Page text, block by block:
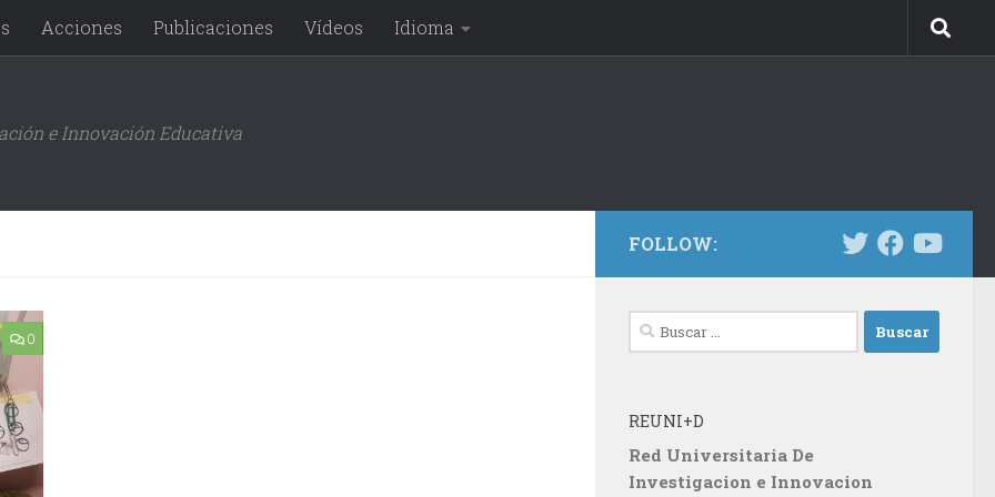
Acciones Publicaciones Vídeos Idioma
e Innovación Educativa
0
FOLLOW:
Buscar:
REUNI+D
Red Universitaria De
Investigacion e Innovacion